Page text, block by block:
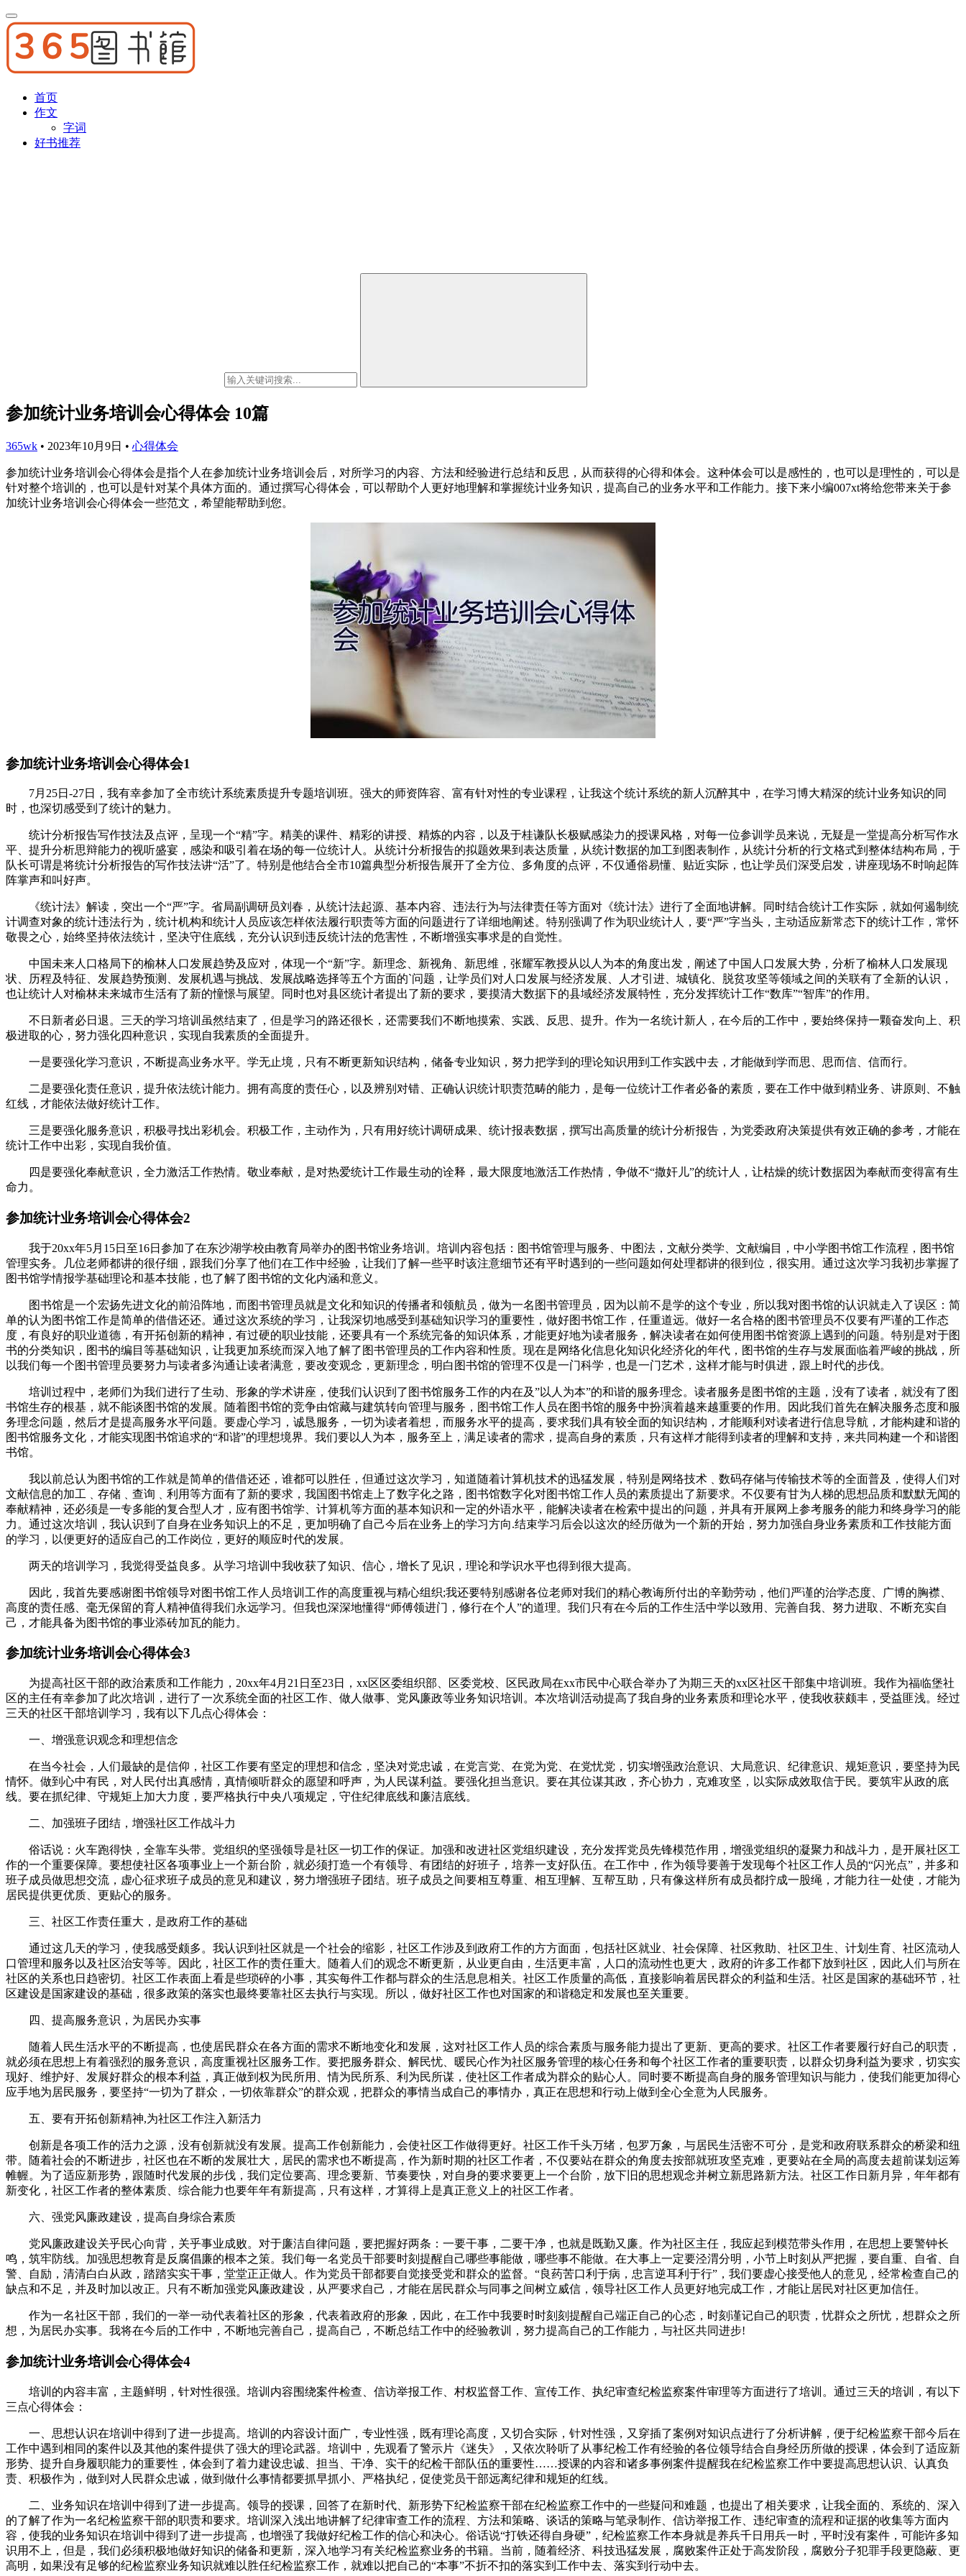
首页
作文
字词
好书推荐
参加统计业务培训会心得体会 10篇
365wk • 2023年10月9日 • 心得体会
参加统计业务培训会心得体会是指个人在参加统计业务培训会后，对所学习的内容、方法和经验进行总结和反思，从而获得的心得和体会。这种体会可以是感性的，也可以是理性的，可以是
针对整个培训的，也可以是针对某个具体方面的。通过撰写心得体会，可以帮助个人更好地理解和掌握统计业务知识，提高自己的业务水平和工作能力。接下来小编007xt将给您带来关于参
加统计业务培训会心得体会一些范文，希望能帮助到您。
参加统计业务培训会心得体会1
7月25日-27日，我有幸参加了全市统计系统素质提升专题培训班。强大的师资阵容、富有针对性的专业课程，让我这个统计系统的新人沉醉其中，在学习博大精深的统计业务知识的同
时，也深切感受到了统计的魅力。
统计分析报告写作技法及点评，呈现一个“精”字。精美的课件、精彩的讲授、精炼的内容，以及于桂谦队长极赋感染力的授课风格，对每一位参训学员来说，无疑是一堂提高分析写作水
平、提升分析思辩能力的视听盛宴，感染和吸引着在场的每一位统计人。从统计分析报告的拟题效果到表达质量，从统计数据的加工到图表制作，从统计分析的行文格式到整体结构布局，于
队长可谓是将统计分析报告的写作技法讲“活”了。特别是他结合全市10篇典型分析报告展开了全方位、多角度的点评，不仅通俗易懂、贴近实际，也让学员们深受启发，讲座现场不时响起阵
阵掌声和叫好声。
《统计法》解读，突出一个“严”字。省局副调研员刘春，从统计法起源、基本内容、违法行为与法律责任等方面对《统计法》进行了全面地讲解。同时结合统计工作实际，就如何遏制统
计调查对象的统计违法行为，统计机构和统计人员应该怎样依法履行职责等方面的问题进行了详细地阐述。特别强调了作为职业统计人，要“严”字当头，主动适应新常态下的统计工作，常怀
敬畏之心，始终坚持依法统计，坚决守住底线，充分认识到违反统计法的危害性，不断增强实事求是的自觉性。
中国未来人口格局下的榆林人口发展趋势及应对，体现一个“新”字。新理念、新视角、新思维，张耀军教授从以人为本的角度出发，阐述了中国人口发展大势，分析了榆林人口发展现
状、历程及特征、发展趋势预测、发展机遇与挑战、发展战略选择等五个方面的`问题，让学员们对人口发展与经济发展、人才引进、城镇化、脱贫攻坚等领域之间的关联有了全新的认识，
也让统计人对榆林未来城市生活有了新的憧憬与展望。同时也对县区统计者提出了新的要求，要摸清大数据下的县域经济发展特性，充分发挥统计工作“数库”“智库”的作用。
不日新者必日退。三天的学习培训虽然结束了，但是学习的路还很长，还需要我们不断地摸索、实践、反思、提升。作为一名统计新人，在今后的工作中，要始终保持一颗奋发向上、积
极进取的心，努力强化四种意识，实现自我素质的全面提升。
一是要强化学习意识，不断提高业务水平。学无止境，只有不断更新知识结构，储备专业知识，努力把学到的理论知识用到工作实践中去，才能做到学而思、思而信、信而行。
二是要强化责任意识，提升依法统计能力。拥有高度的责任心，以及辨别对错、正确认识统计职责范畴的能力，是每一位统计工作者必备的素质，要在工作中做到精业务、讲原则、不触
红线，才能依法做好统计工作。
三是要强化服务意识，积极寻找出彩机会。积极工作，主动作为，只有用好统计调研成果、统计报表数据，撰写出高质量的统计分析报告，为党委政府决策提供有效正确的参考，才能在
统计工作中出彩，实现自我价值。
四是要强化奉献意识，全力激活工作热情。敬业奉献，是对热爱统计工作最生动的诠释，最大限度地激活工作热情，争做不“撒奸儿”的统计人，让枯燥的统计数据因为奉献而变得富有生
命力。
参加统计业务培训会心得体会2
我于20xx年5月15日至16日参加了在东沙湖学校由教育局举办的图书馆业务培训。培训内容包括：图书馆管理与服务、中图法，文献分类学、文献编目，中小学图书馆工作流程，图书馆
管理实务。几位老师都讲的很仔细，跟我们分享了他们在工作中经验，让我们了解一些平时该注意细节还有平时遇到的一些问题如何处理都讲的很到位，很实用。通过这次学习我初步掌握了
图书馆学情报学基础理论和基本技能，也了解了图书馆的文化内涵和意义。
图书馆是一个宏扬先进文化的前沿阵地，而图书管理员就是文化和知识的传播者和领航员，做为一名图书管理员，因为以前不是学的这个专业，所以我对图书馆的认识就走入了误区：简
单的认为图书馆工作是简单的借借还还。通过这次系统的学习，让我深切地感受到基础知识学习的重要性，做好图书馆工作，任重道远。做好一名合格的图书管理员不仅要有严谨的工作态
度，有良好的职业道德，有开拓创新的精神，有过硬的职业技能，还要具有一个系统完备的知识体系，才能更好地为读者服务，解决读者在如何使用图书馆资源上遇到的问题。特别是对于图
书的分类知识，图书的编目等基础知识，让我更加系统而深入地了解了图书管理员的工作内容和性质。现在是网络化信息化知识化经济化的年代，图书馆的生存与发展面临着严峻的挑战，所
以我们每一个图书管理员要努力与读者多沟通让读者满意，要改变观念，更新理念，明白图书馆的管理不仅是一门科学，也是一门艺术，这样才能与时俱进，跟上时代的步伐。
培训过程中，老师们为我们进行了生动、形象的学术讲座，使我们认识到了图书馆服务工作的内在及”以人为本”的和谐的服务理念。读者服务是图书馆的主题，没有了读者，就没有了图
书馆生存的根基，就不能谈图书馆的发展。随着图书馆的竞争由馆藏与建筑转向管理与服务，图书馆工作人员在图书馆的服务中扮演着越来越重要的作用。因此我们首先在解决服务态度和服
务理念问题，然后才是提高服务水平问题。要虚心学习，诚恳服务，一切为读者着想，而服务水平的提高，要求我们具有较全面的知识结构，才能顺利对读者进行信息导航，才能构建和谐的
图书馆服务文化，才能实现图书馆追求的“和谐”的理想境界。我们要以人为本，服务至上，满足读者的需求，提高自身的素质，只有这样才能得到读者的理解和支持，来共同构建一个和谐图
书馆。
我以前总认为图书馆的工作就是简单的借借还还，谁都可以胜任，但通过这次学习，知道随着计算机技术的迅猛发展，特别是网络技术﹑数码存储与传输技术等的全面普及，使得人们对
文献信息的加工﹑存储﹑查询﹑利用等方面有了新的要求，我国图书馆走上了数字化之路，图书馆数字化对图书馆工作人员的素质提出了新要求。不仅要有甘为人梯的思想品质和默默无闻的
奉献精神，还必须是一专多能的复合型人才，应有图书馆学、计算机等方面的基本知识和一定的外语水平，能解决读者在检索中提出的问题，并具有开展网上参考服务的能力和终身学习的能
力。通过这次培训，我认识到了自身在业务知识上的不足，更加明确了自己今后在业务上的学习方向.结束学习后会以这次的经历做为一个新的开始，努力加强自身业务素质和工作技能方面
的学习，以便更好的适应自己的工作岗位，更好的顺应时代的发展。
两天的培训学习，我觉得受益良多。从学习培训中我收获了知识、信心，增长了见识，理论和学识水平也得到很大提高。
因此，我首先要感谢图书馆领导对图书馆工作人员培训工作的高度重视与精心组织;我还要特别感谢各位老师对我们的精心教诲所付出的辛勤劳动，他们严谨的治学态度、广博的胸襟、
高度的责任感、毫无保留的育人精神值得我们永远学习。但我也深深地懂得“师傅领进门，修行在个人”的道理。我们只有在今后的工作生活中学以致用、完善自我、努力进取、不断充实自
己，才能具备为图书馆的事业添砖加瓦的能力。
参加统计业务培训会心得体会3
为提高社区干部的政治素质和工作能力，20xx年4月21日至23日，xx区区委组织部、区委党校、区民政局在xx市民中心联合举办了为期三天的xx区社区干部集中培训班。我作为福临堡社
区的主任有幸参加了此次培训，进行了一次系统全面的社区工作、做人做事、党风廉政等业务知识培训。本次培训活动提高了我自身的业务素质和理论水平，使我收获颇丰，受益匪浅。经过
三天的社区干部培训学习，我有以下几点心得体会：
一、增强意识观念和理想信念
在当今社会，人们最缺的是信仰，社区工作要有坚定的理想和信念，坚决对党忠诚，在党言党、在党为党、在党忧党，切实增强政治意识、大局意识、纪律意识、规矩意识，要坚持为民
情怀。做到心中有民，对人民付出真感情，真情倾听群众的愿望和呼声，为人民谋利益。要强化担当意识。要在其位谋其政，齐心协力，克难攻坚，以实际成效取信于民。要筑牢从政的底
线。要在抓纪律、守规矩上加大力度，要严格执行中央八项规定，守住纪律底线和廉洁底线。
二、加强班子团结，增强社区工作战斗力
俗话说：火车跑得快，全靠车头带。党组织的坚强领导是社区一切工作的保证。加强和改进社区党组织建设，充分发挥党员先锋模范作用，增强党组织的凝聚力和战斗力，是开展社区工
作的一个重要保障。要想使社区各项事业上一个新台阶，就必须打造一个有领导、有团结的好班子，培养一支好队伍。在工作中，作为领导要善于发现每个社区工作人员的“闪光点”，并多和
班子成员做思想交流，虚心征求班子成员的意见和建议，努力增强班子团结。班子成员之间要相互尊重、相互理解、互帮互助，只有像这样所有成员都拧成一股绳，才能力往一处使，才能为
居民提供更优质、更贴心的服务。
三、社区工作责任重大，是政府工作的基础
通过这几天的学习，使我感受颇多。我认识到社区就是一个社会的缩影，社区工作涉及到政府工作的方方面面，包括社区就业、社会保障、社区救助、社区卫生、计划生育、社区流动人
口管理和服务以及社区治安等等。因此，社区工作的责任重大。随着人们的观念不断更新，从业更自由，生活更丰富，人口的流动性也更大，政府的许多工作都下放到社区，因此人们与所在
社区的关系也日趋密切。社区工作表面上看是些琐碎的小事，其实每件工作都与群众的生活息息相关。社区工作质量的高低，直接影响着居民群众的利益和生活。社区是国家的基础环节，社
区建设是国家建设的基础，很多政策的落实也最终要靠社区去执行与实现。所以，做好社区工作也对国家的和谐稳定和发展也至关重要。
四、提高服务意识，为居民办实事
随着人民生活水平的不断提高，也使居民群众在各方面的需求不断地变化和发展，这对社区工作人员的综合素质与服务能力提出了更新、更高的要求。社区工作者要履行好自己的职责，
就必须在思想上有着强烈的服务意识，高度重视社区服务工作。要把服务群众、解民忧、暖民心作为社区服务管理的核心任务和每个社区工作者的重要职责，以群众切身利益为要求，切实实
现好、维护好、发展好群众的根本利益，真正做到权为民所用、情为民所系、利为民所谋，使社区工作者成为群众的贴心人。同时要不断提高自身的服务管理知识与能力，使我们能更加得心
应手地为居民服务，要坚持“一切为了群众，一切依靠群众”的群众观，把群众的事情当成自己的事情办，真正在思想和行动上做到全心全意为人民服务。
五、要有开拓创新精神,为社区工作注入新活力
创新是各项工作的活力之源，没有创新就没有发展。提高工作创新能力，会使社区工作做得更好。社区工作千头万绪，包罗万象，与居民生活密不可分，是党和政府联系群众的桥梁和纽
带。随着社会的不断进步，社区也在不断的发展壮大，居民的需求也不断提高，作为新时期的社区工作者，不仅要站在群众的角度去按部就班攻坚克难，更要站在全局的高度去超前谋划运筹
帷幄。为了适应新形势，跟随时代发展的步伐，我们定位要高、理念要新、节奏要快，对自身的要求要更上一个台阶，放下旧的思想观念并树立新思路新方法。社区工作日新月异，年年都有
新变化，社区工作者的整体素质、综合能力也要年年有新提高，只有这样，才算得上是真正意义上的社区工作者。
六、强党风廉政建设，提高自身综合素质
党风廉政建设关乎民心向背，关乎事业成败。对于廉洁自律问题，要把握好两条：一要干事，二要干净，也就是既勤又廉。作为社区主任，我应起到模范带头作用，在思想上要警钟长
鸣，筑牢防线。加强思想教育是反腐倡廉的根本之策。我们每一名党员干部要时刻提醒自己哪些事能做，哪些事不能做。在大事上一定要泾渭分明，小节上时刻从严把握，要自重、自省、自
警、自励，清清白白从政，踏踏实实干事，堂堂正正做人。作为党员干部都要自觉接受党和群众的监督。“良药苦口利于病，忠言逆耳利于行”，我们要虚心接受他人的意见，经常检查自己的
缺点和不足，并及时加以改正。只有不断加强党风廉政建设，从严要求自己，才能在居民群众与同事之间树立威信，领导社区工作人员更好地完成工作，才能让居民对社区更加信任。
作为一名社区干部，我们的一举一动代表着社区的形象，代表着政府的形象，因此，在工作中我要时时刻刻提醒自己端正自己的心态，时刻谨记自己的职责，忧群众之所忧，想群众之所
想，为居民办实事。我将在今后的工作中，不断地完善自己，提高自己，不断总结工作中的经验教训，努力提高自己的工作能力，与社区共同进步!
参加统计业务培训会心得体会4
培训的内容丰富，主题鲜明，针对性很强。培训内容围绕案件检查、信访举报工作、村权监督工作、宣传工作、执纪审查纪检监察案件审理等方面进行了培训。通过三天的培训，有以下
三点心得体会：
一、思想认识在培训中得到了进一步提高。培训的内容设计面广，专业性强，既有理论高度，又切合实际，针对性强，又穿插了案例对知识点进行了分析讲解，便于纪检监察干部今后在
工作中遇到相同的案件以及其他的案件提供了强大的理论武器。培训中，先观看了警示片《迷失》，又依次聆听了从事纪检工作有经验的各位领导结合自身经历所做的授课，体会到了适应新
形势、提升自身履职能力的重要性，体会到了着力建设忠诚、担当、干净、实干的纪检干部队伍的重要性……授课的内容和诸多事例案件提醒我在纪检监察工作中要提高思想认识、认真负
责、积极作为，做到对人民群众忠诚，做到做什么事情都要抓早抓小、严格执纪，促使党员干部远离纪律和规矩的红线。
二、业务知识在培训中得到了进一步提高。领导的授课，回答了在新时代、新形势下纪检监察干部在纪检监察工作中的一些疑问和难题，也提出了相关要求，让我全面的、系统的、深入
的了解了作为一名纪检监察干部的职责和要求。培训深入浅出地讲解了纪律审查工作的流程、方法和策略、谈话的策略与笔录制作、信访举报工作、违纪审查的流程和证据的收集等方面内
容，使我的业务知识在培训中得到了进一步提高，也增强了我做好纪检工作的信心和决心。俗话说“打铁还得自身硬”，纪检监察工作本身就是养兵千日用兵一时，平时没有案件，可能许多知
识用不上，但是，我们必须积极地做好知识的储备和更新，深入地学习有关纪检监察业务的书籍。当前，随着经济、科技迅猛发展，腐败案件正处于高发阶段，腐败分子犯罪手段更隐蔽、更
高明，如果没有足够的纪检监察业务知识就难以胜任纪检监察工作，就难以把自己的“本事”不折不扣的落实到工作中去、落实到行动中去。